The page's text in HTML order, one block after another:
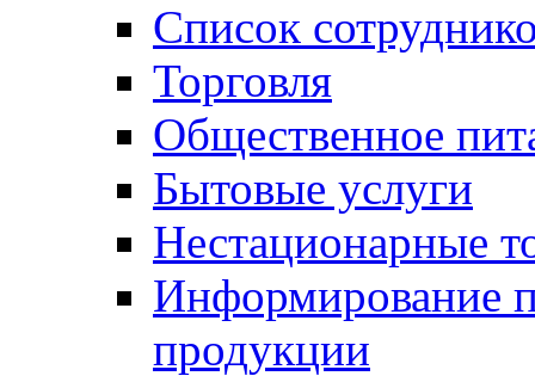
Список
Торговля
Общественное
Бытовые услуги
Нестационарные
Информирование
продукции